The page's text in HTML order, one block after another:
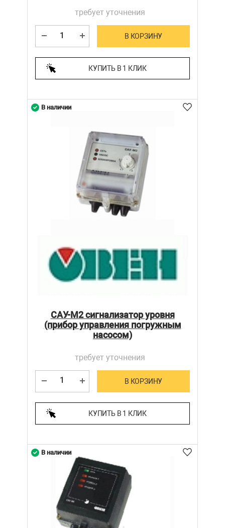
требует уточнения
В КОРЗИНУ
КУПИТЬ В 1 КЛИК
САУ-М2 сигнализатор уровня
(прибор управления погружным
насосом)
требует уточнения
В КОРЗИНУ
КУПИТЬ В 1 КЛИК
В наличии
В наличии